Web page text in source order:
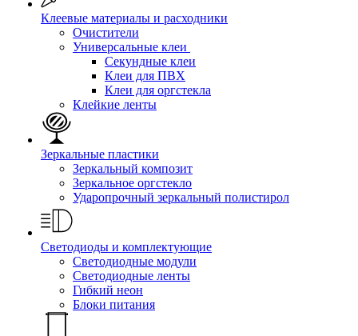
Клеевые материалы и расходники
Очистители
Универсальные клеи
Секундные клеи
Клеи для ПВХ
Клеи для оргстекла
Клейкие ленты
Зеркальные пластики
Зеркальный композит
Зеркальное оргстекло
Ударопрочный зеркальный полистирол
Светодиоды и комплектующие
Светодиодные модули
Светодиодные ленты
Гибкий неон
Блоки питания